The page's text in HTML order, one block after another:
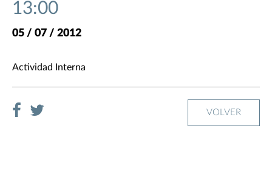
13:00
05 / 07 / 2012
Actividad Interna
VOLVER